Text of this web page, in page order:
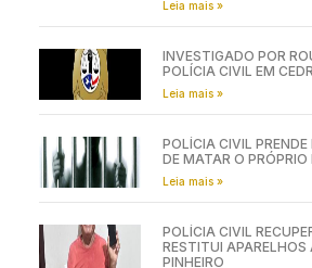
Leia mais »
INVESTIGADO POR
POLÍCIA CIVIL EM
Leia mais »
POLÍCIA CIVIL
DE MATAR O
Leia mais »
POLÍCIA CIVIL
RESTITUI
PINHEIRO